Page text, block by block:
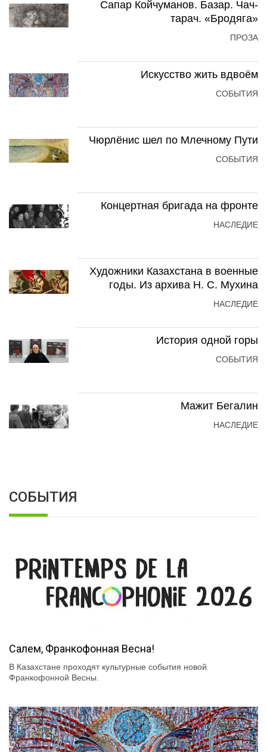
Сапар Койчуманов. Базар. Чач-
тарач. «Бродяга»
ПРОЗА
Искусство жить вдвоём
СОБЫТИЯ
Чюрлёнис шел по Млечному Пути
СОБЫТИЯ
Концертная бригада на фронте
НАСЛЕДИЕ
Художники Казахстана в военные
годы. Из архива Н. С. Мухина
НАСЛЕДИЕ
История одной горы
СОБЫТИЯ
Мажит Бегалин
НАСЛЕДИЕ
СОБЫТИЯ
Салем, Франкофонная Весна!
В Казахстане проходят культурные события новой
Франкофонной Весны.